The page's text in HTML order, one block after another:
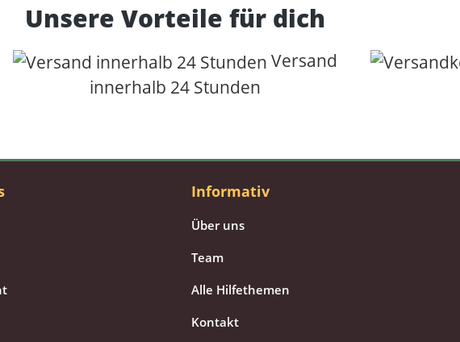
Unsere Vorteile für dich
Versand
innerhalb 24 Stunden
Informativ
Über uns
Team
Alle Hilfethemen
Kontakt